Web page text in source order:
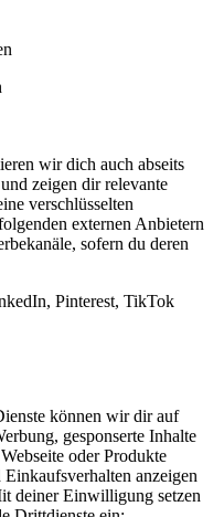
wir dich auch abseits
zeigen dir relevante
verschlüsselten
externen Anbietern
sofern du deren
Pinterest, TikTok
können wir dir auf
gesponserte Inhalte
oder Produkte
anzeigen
deiner Einwilligung setzen